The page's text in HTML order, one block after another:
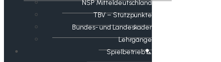
NSP Mitteldeutschland
TBV – Stützpunkte
Bundes- und Landeskader
Lehrgänge
Spielbetrieb🏸